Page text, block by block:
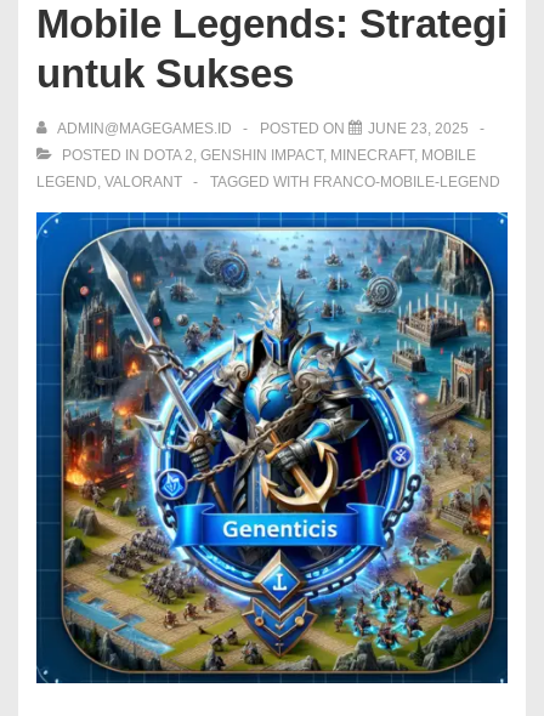
Mobile Legends: Strategi
untuk Sukses
ADMIN@MAGEGAMES.ID POSTED ON
JUNE 23, 2025
POSTED IN DOTA 2, GENSHIN IMPACT, MINECRAFT, MOBILE
LEGEND, VALORANT TAGGED WITH FRANCO-MOBILE-LEGEND